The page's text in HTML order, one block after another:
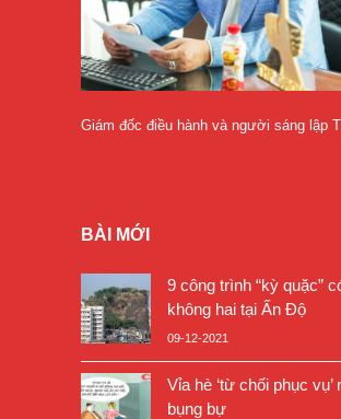
Giám đốc điều hành và người sáng lập
BÀI MỚI
9 công trình “kỳ quặc”
không hai tại Ấn Độ
09-12-2021
Vỉa hè ‘từ chối phục vụ’
bụng bự